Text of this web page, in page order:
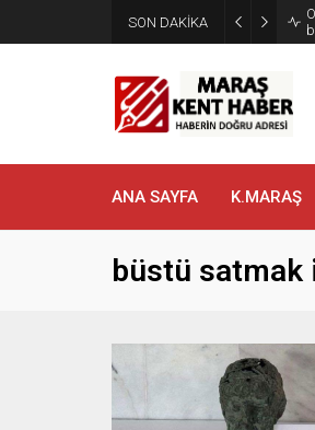
SON DAKİKA
ANA SAYFA K.MARAŞ
büstü satmak